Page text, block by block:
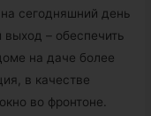
сегодняшний день
– обеспечить
на даче более
в качестве
во фронтоне.